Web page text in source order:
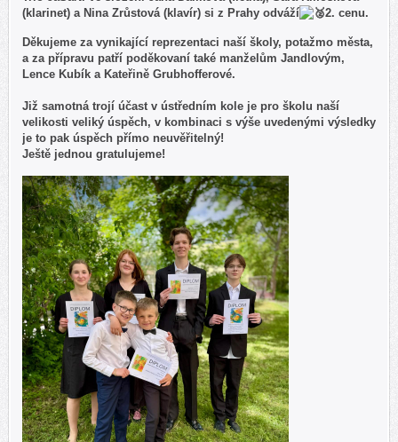
(klarinet) a Nina Zrůstová (klavír) si z Prahy odváží
2. cenu.
Děkujeme za vynikající reprezentaci naší školy, potažmo města,
a za přípravu patří poděkovaní také manželům Jandlovým,
Lence Kubík a Kateřině Grubhofferové.
Již samotná trojí účast v ústředním kole je pro školu naší
velikosti veliký úspěch, v kombinaci s výše uvedenými výsledky
je to pak úspěch přímo neuvěřitelný!
Ještě jednou gratulujeme!